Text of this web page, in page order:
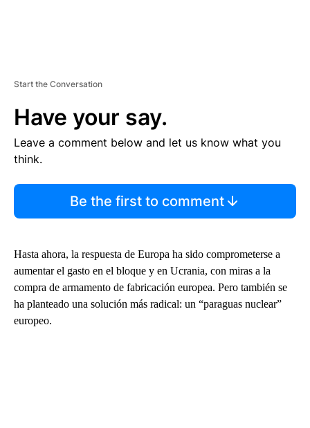
Start the Conversation
Have your say.
Leave a comment below and let us know what you
think.
Be the first to comment
Hasta ahora, la respuesta de Europa ha sido comprometerse a
aumentar el gasto en el bloque y en Ucrania, con miras a la
compra de armamento de fabricación europea. Pero también se
ha planteado una solución más radical: un “paraguas nuclear”
europeo.